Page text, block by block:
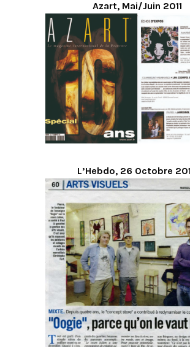
Azart, Mai/Juin 2011
L’Hebdo, 26 Octobre